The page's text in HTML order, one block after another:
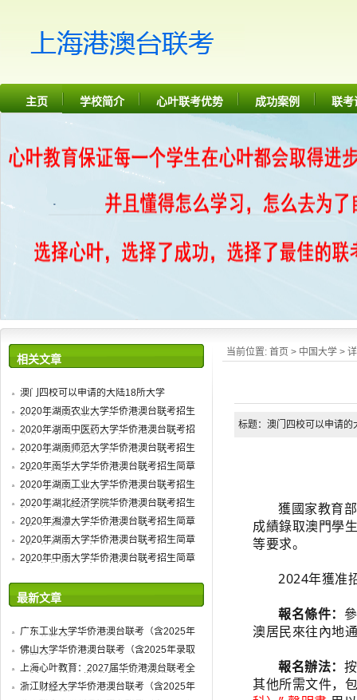
主页 学校简介 心叶联考优势 成功案例 联考
当前位置: 首页 > 中国大学 >
标题：澳门四校可以申请
獲國家教育
成績錄取澳門學
等要求。
2024年獲准
報名條件：
澳居民來往內地
報名辦法：
其他所需文件，
相关文章
澳门四校可以申请的大陆18所大学
2020年湖南农业大学华侨港澳台联考招生
2020年湖南中医药大学华侨港澳台联考招
2020年湖南师范大学华侨港澳台联考招生
2020年南华大学华侨港澳台联考招生简章
2020年湖南工业大学华侨港澳台联考招生
2020年湖北经济学院华侨港澳台联考招生
2020年湘潭大学华侨港澳台联考招生简章
2020年湖南大学华侨港澳台联考招生简章
2020年中南大学华侨港澳台联考招生简章
最新文章
广东工业大学华侨港澳台联考（含2025年
佛山大学华侨港澳台联考（含2025年录取
上海心叶教育：2027届华侨港澳台联考全
浙江财经大学华侨港澳台联考（含2025年